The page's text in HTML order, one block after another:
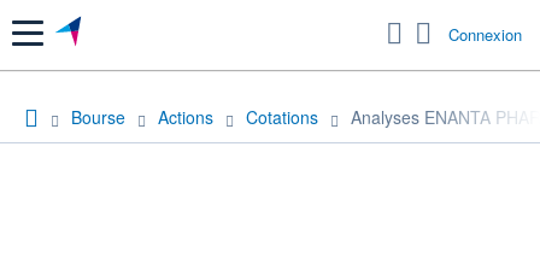
Menu Connexion
Bourse Actions Cotations Analyses ENANTA